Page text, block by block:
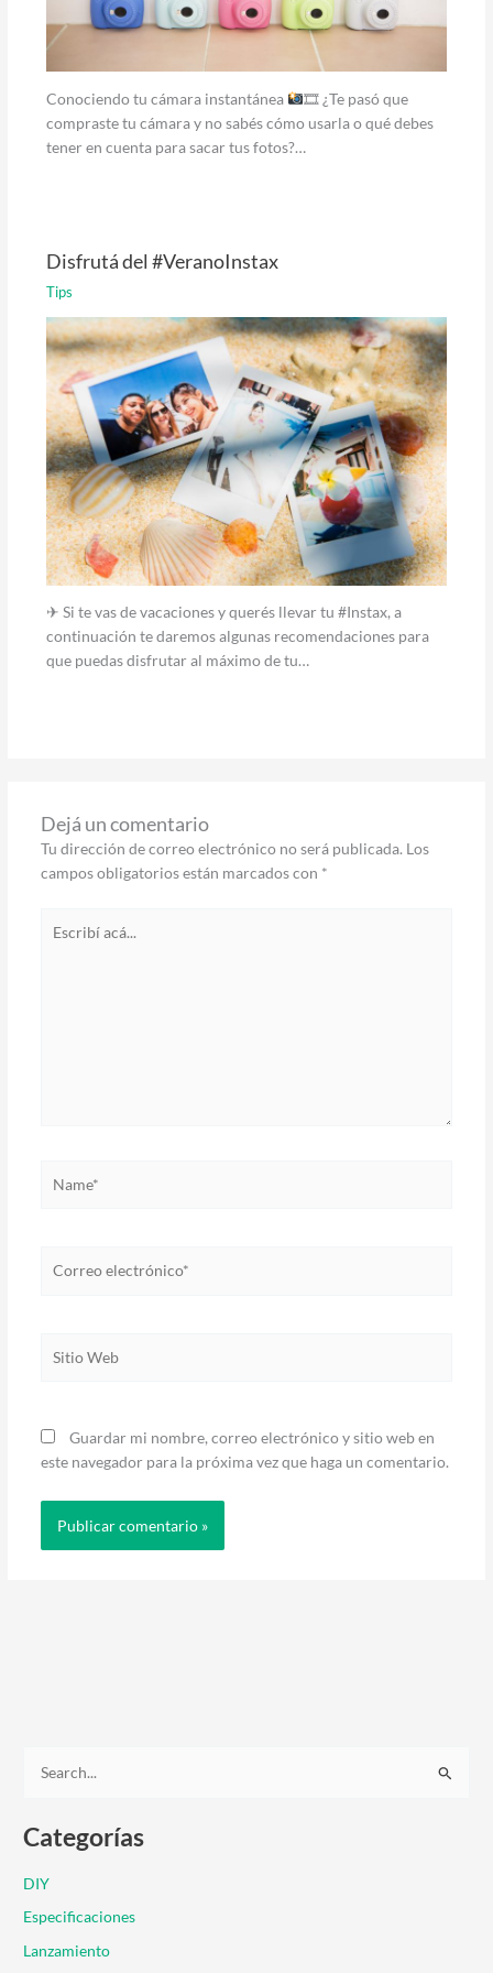
Conociendo tu cámara instantánea
🎞 ¿Te pasó que
compraste tu cámara y no sabés cómo usarla o qué debes
tener en cuenta para sacar tus fotos?…
Disfrutá del #VeranoInstax
Tips
✈ Si te vas de vacaciones y querés llevar tu #Instax, a
continuación te daremos algunas recomendaciones para
que puedas disfrutar al máximo de tu…
Dejá un comentario
Tu dirección de correo electrónico no será publicada. Los
campos obligatorios están marcados con *
acá...
electrónico*
Web
Guardar mi nombre, correo electrónico y sitio web en
este navegador para la próxima vez que haga un comentario.
s
a
r
p
Categorías
DIY
Especificaciones
Lanzamiento